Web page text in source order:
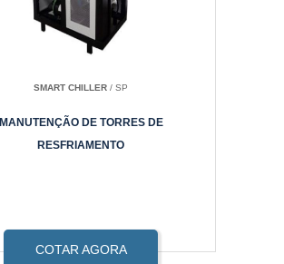
SMART CHILLER/ SP
MANUTENÇÃO DE TORRES DE
RESFRIAMENTO
COTAR AGORA